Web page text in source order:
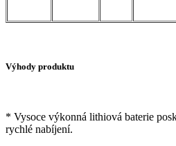
Výhody produktu
* Vysoce výkonná lithiová baterie
rychlé nabíjení.